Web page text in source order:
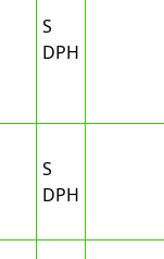
S
DPH
S
DPH